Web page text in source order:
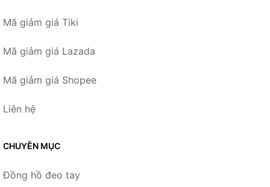
Mã giảm giá Tiki
Mã giảm giá Lazada
Mã giảm giá Shopee
Liên hệ
CHUYÊN MỤC
Đồng hồ đeo tay